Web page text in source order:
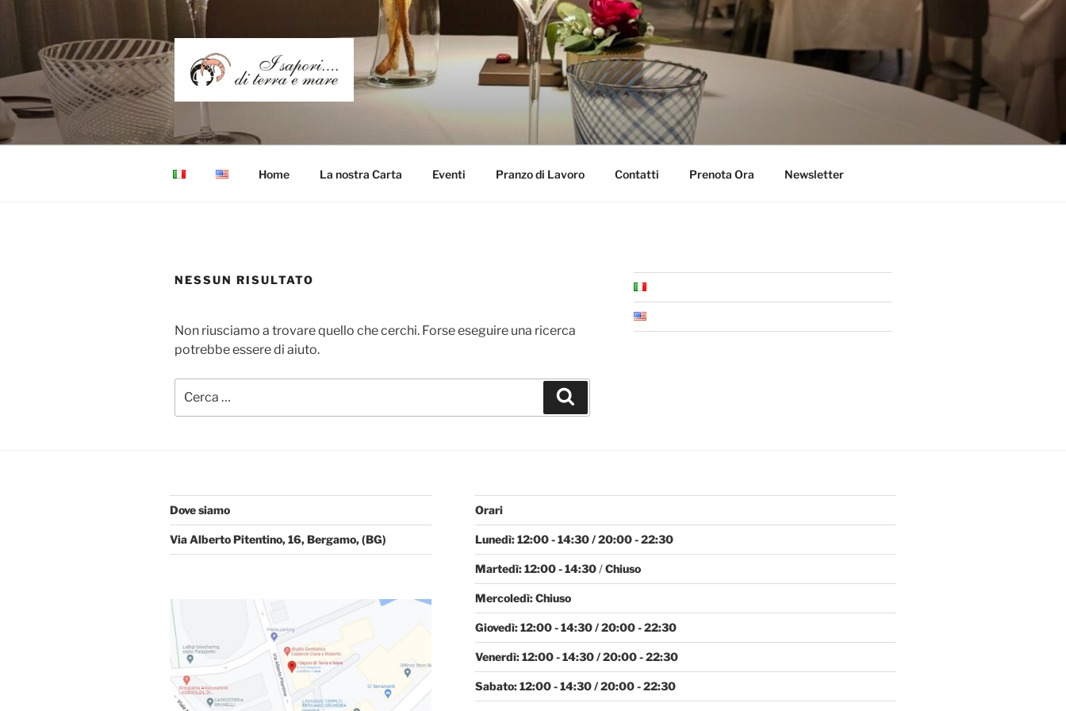
contenuto
RISTORANTE I SAPORI DI TERRA E MARE
Home La nostra Carta Eventi Pranzo di Lavoro Contatti Prenota Ora Newsletter
NESSUN RISULTATO
Non riusciamo a trovare quello che cerchi. Forse eseguire una ricerca
potrebbe essere di aiuto.
Dove siamo
Via Alberto Pitentino, 16, Bergamo, (BG)
Orari
Lunedì: 12:00 - 14:30 / 20:00 - 22:30
Martedì: 12:00 - 14:30/Chiuso
Mercoledì: Chiuso
Giovedì: 12:00 - 14:30 / 20:00 - 22:30
Venerdì: 12:00 - 14:30 / 20:00 - 22:30
Sabato: 12:00 - 14:30 / 20:00 - 22:30